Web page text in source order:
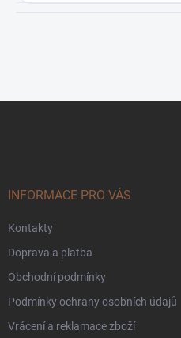
INFORMACE PRO VÁS
Kontakty
Doprava a platba
Obchodní podmínky
Podmínky ochrany osobních údajů
Vrácení a reklamace zboží